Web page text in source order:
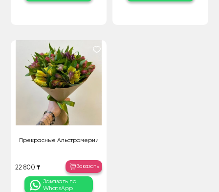
Прекрасные Альстромерии
22 800 ₸ Заказать
Заказать по
WhatsApp